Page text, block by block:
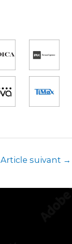
Article suivant →